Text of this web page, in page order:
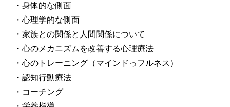
・身体的な側面
・心理学的な側面
・家族との関係と人間関係について
・心のメカニズムを改善する心理療法
・心のトレーニング（マインドっフルネス）
・認知行動療法
・コーチング